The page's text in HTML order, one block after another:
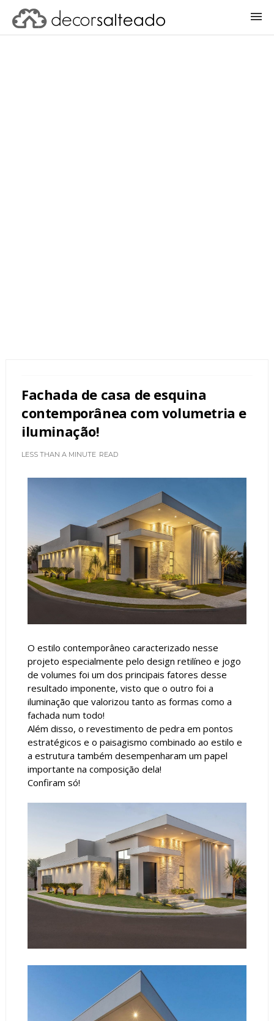
Fachada de casa de esquina
contemporânea com volumetria e
iluminação!
LESS THAN A MINUTE READ
O estilo contemporâneo caracterizado nesse
projeto especialmente pelo design retilíneo e jogo
de volumes foi um dos principais fatores desse
resultado imponente, visto que o outro foi a
iluminação que valorizou tanto as formas como a
fachada num todo!
Além disso, o revestimento de pedra em pontos
estratégicos e o paisagismo combinado ao estilo e
a estrutura também desempenharam um papel
importante na composição dela!
Confiram só!